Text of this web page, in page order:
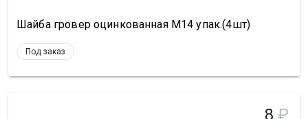
Шайба гровер оцинкованная М14 упак.(4шт)
Под заказ
8 ₽